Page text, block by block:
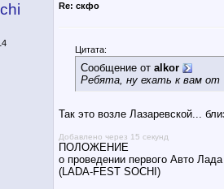
Re: скфо
Цитата:
Сообщение от alkor
Ребята, ну ехать к вам от
Так это возле Лазаревской...
Добавлено через 15 секунд
ПОЛОЖЕНИЕ
о проведении первого Авто
(LADA-FEST SOCHI)